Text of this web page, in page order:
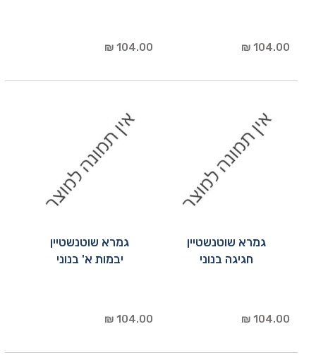
104.00 ₪
104.00 ₪
גמרא שוטנשטיין
חגיגה בנוני
104.00 ₪
גמרא שוטנשטיין
יבמות א' בנוני
104.00 ₪